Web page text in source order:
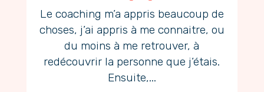
Le coaching m’a appris beaucoup de
choses, j’ai appris à me connaitre, ou
du moins à me retrouver, à
redécouvrir la personne que j’étais.
Ensuite,...